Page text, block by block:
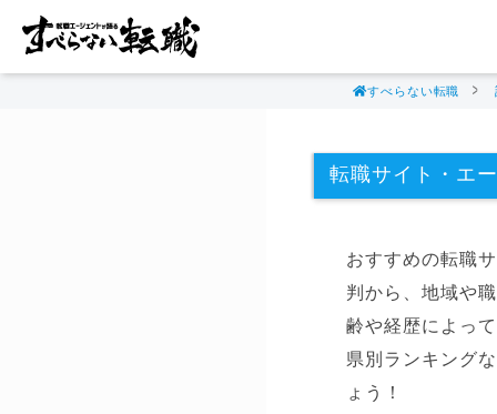
すべらない転職
転職サイト・エ
おすすめの転職
判から、地域や
齢や経歴によっ
県別ランキング
ょう！